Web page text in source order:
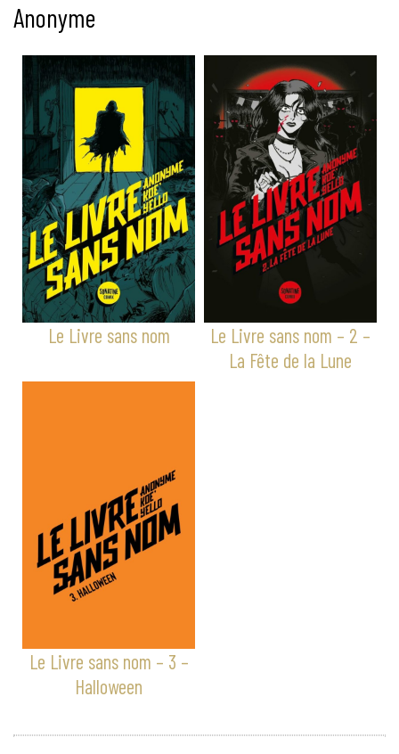
Anonyme
Le Livre sans nom
Le Livre sans nom – 2 –
La Fête de la Lune
Le Livre sans nom – 3 –
Halloween